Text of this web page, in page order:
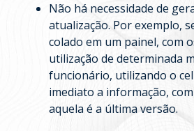
Não há necessidade de
atualização. Por exemplo,
colado em um painel, com
utilização de determinada
funcionário, utilizando o
imediato a informação,
aquela é a última versão.